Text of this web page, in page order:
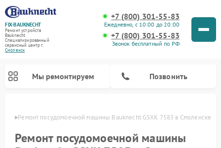
FIX-BAUKNECHT
Ремонт устройств
Bauknecht
Специализированный
cервисный центр г.
Смоленск
+7 (800) 301-55-83
Ежедневно, с 10:00 до 20:00
+7 (800) 301-55-83
Звонок бесплатный по РФ
Мы ремонтируем Позвонить
Ремонт посудомоечной машины Bauknecht GSXK 7583 в Смоленске
Ремонт посудомоечной машины